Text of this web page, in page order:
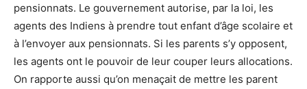
pensionnats. Le gouvernement autorise, par la loi, les
agents des Indiens à prendre tout enfant d’âge scolaire et
à l’envoyer aux pensionnats. Si les parents s’y opposent,
les agents ont le pouvoir de leur couper leurs allocations.
On rapporte aussi qu’on menaçait de mettre les parent